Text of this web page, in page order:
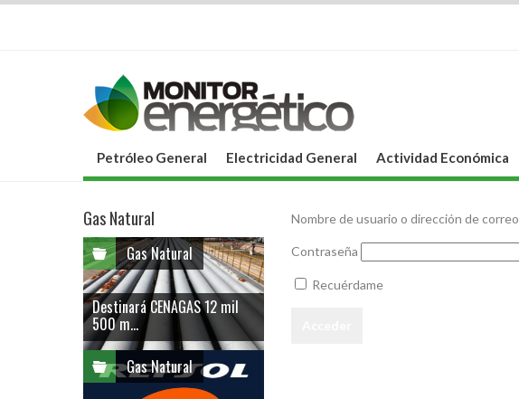
Petróleo General Electricidad General Actividad Económica
Nombre de usuario o dirección de correo
Contraseña
Recuérdame
Gas Natural
Gas Natural
Destinará CENAGAS 12 mil
500 m...
Gas Natural